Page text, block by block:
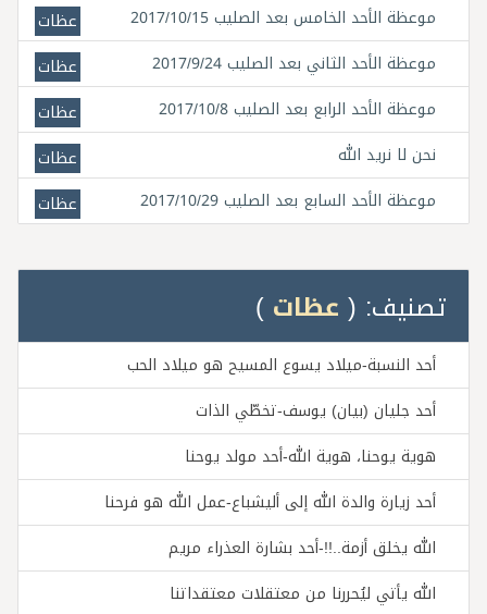
موعظة الأحد الخامس بعد الصليب 2017/10/15
عظات
موعظة الأحد الثاني بعد الصليب 2017/9/24
عظات
موعظة الأحد الرابع بعد الصليب 2017/10/8
عظات
نحن لا نريد الله
عظات
موعظة الأحد السابع بعد الصليب 2017/10/29
عظات
تصنيف: ( عظات )
أحد النسبة-ميلاد يسوع المسيح هو ميلاد الحب
أحد جليان (بيان) يوسف-تخطّي الذات
هوية يوحنا، هوية الله-أحد مولد يوحنا
أحد زيارة والدة الله إلى أليشباع-عمل الله هو فرحنا
الله يخلق أزمة..!!-أحد بشارة العذراء مريم
الله يأتي ليُحررنا من معتقلات معتقداتنا